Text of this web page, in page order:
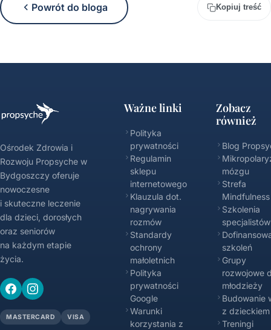
Powrót do bloga Kopiuj treść
Ośrodek Zdrowia i
Rozwoju Propsyche w
Bydgoszczy oferuje
nowoczesne
i skuteczne leczenie
dla dzieci, dorosłych
oraz seniorów
na każdym etapie
życia.
MASTERCARD VISA
Ważne linki
Polityka
prywatności
Regulamin
sklepu
internetowego
Klauzula dot.
nagrywania
rozmów
Standardy
ochrony
małoletnich
Polityka
prywatności
Google
Warunki
korzystania z
Zobacz
również
Blog
mózgu
Strefa
Mindfulness
Szkolenia
specjalistów
szkoleń
Grupy
rozwojowe
młodzieży
Budowanie
z dzieckiem
Treningi